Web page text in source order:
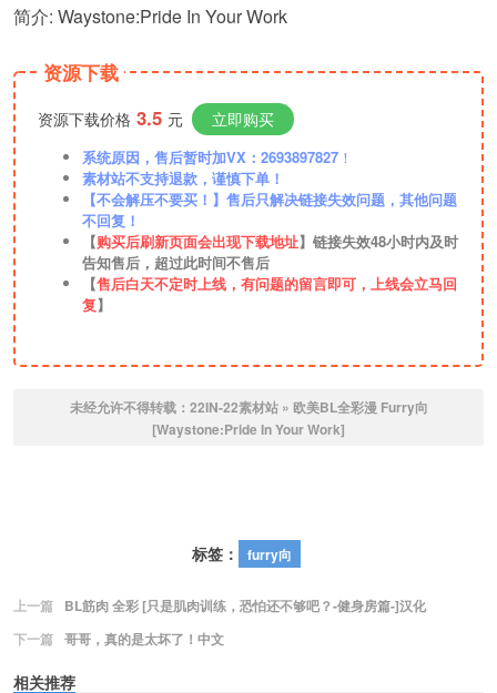
简介: Waystone:Pride In Your Work
资源下载
资源下载价格 3.5 元 立即购买
系统原因，售后暂时加VX：2693897827 ！
素材站不支持退款，谨慎下单！
【不会解压不要买！】售后只解决链接失效问题，其他问题
不回复！
【购买后刷新页面会出现下载地址】链接失效48小时内及时
告知售后，超过此时间不售后
【售后白天不定时上线，有问题的留言即可，上线会立马回
复】
未经允许不得转载： 22IN-22素材站» 欧美BL全彩漫 Furry向
[Waystone:Pride In Your Work]
标签： furry向
上一篇
BL筋肉 全彩 [只是肌肉训练，恐怕还不够吧？-健身房篇-]汉化
下一篇 哥哥，真的是太坏了！中文
相关推荐